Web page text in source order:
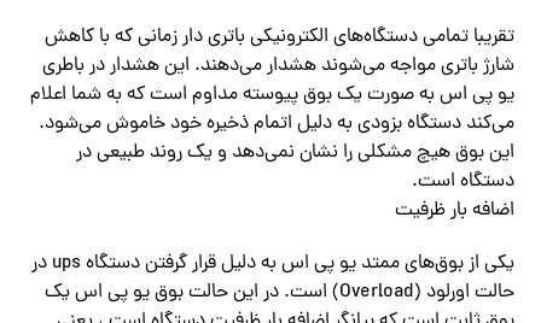
تقریبا تمامی دستگاه‌های الکترونیکی باتری دار زمانی که با کاهش
شارژ باتری مواجه‌ می‌شوند هشدار می‌دهند. این هشدار در باطری
یو پی اس به صورت یک بوق پیوسته مداوم است که به شما اعلام‌
می‌کند دستگاه بزودی به دلیل اتمام ذخیره خود خاموش‌ می‌شود.
این بوق هیچ مشکلی را نشان‌ نمی‌دهد و یک روند طبیعی در
دستگاه است.‌‌
اضافه بار ظرفیت
یکی از بوق‌های ممتد یو پی اس به دلیل قرار گرفتن دستگاه ups در
حالت اورلود (Overload) است. در این حالت بوق‌ یو پی اس یک